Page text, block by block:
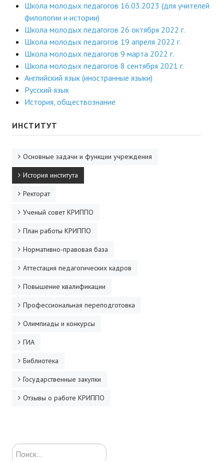
Карта ГИА РК
Советуем прочитать
Готовимся к новому учебному году 2026-2027
ДПО
Профессиональная переподготовка
Повышение квалификации
Школа молодых педагогов 16.03.2023 (для учителей
филологии и истории)
Школа молодых педагогов 26 октября 2022 г.
Школа молодых педагогов 19 апреля 2022 г.
Школа молодых педагогов 9 марта 2022 г.
Школа молодых педагогов 8 сентября 2021 г.
Английский язык (иностранные языки)
Русский язык
История, обществознание
ИНСТИТУТ
Основные задачи и функции учреждения
История института
Ректорат
Ученый совет КРИППО
План работы КРИППО
Нормативно-правовая база
Аттестация педагогических кадров
Повышение квалификации
Профессиональная переподготовка
Олимпиады и конкурсы
ГИА
Библиотека
Государственные закупки
Отзывы о работе КРИППО
Искать...